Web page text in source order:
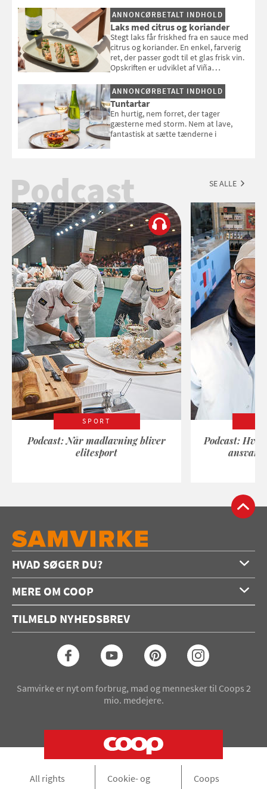
selvstændigt måltid. Opskriften er fra
Louisa Lorangs kogebog "Salat".
ANNONCØRBETALT INDHOLD
Laks med citrus og koriander
Stegt laks får friskhed fra en sauce med
citrus og koriander. En enkel, farverig
ret, der passer godt til et glas frisk vin.
Opskriften er udviklet af Viña
ANNONCØRBETALT INDHOLD
Tuntartar
En hurtig, nem forret, der tager
gæsterne med storm. Nem at lave,
fantastisk at sætte tænderne i
Podcast SE ALLE
SPORT
Podcast: Når madlavning bliver
elitesport
Podcast:
HVAD SØGER DU?
Forside
Opskrifter
Konkurrencer
MERE OM COOP
Annoncering
Coop medlem
TILMELD NYHEDSBREV
Samvirke er nyt om forbrug, mad og mennesker til Coops 2
mio. medejere.
All rights
Cookie- og
Coops